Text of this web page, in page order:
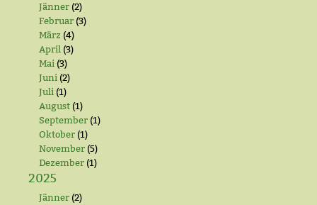
Jänner (2)
Februar (3)
März (4)
April (3)
Mai (3)
Juni (2)
Juli (1)
August (1)
September (1)
Oktober (1)
November (5)
Dezember (1)
2025
Jänner (2)